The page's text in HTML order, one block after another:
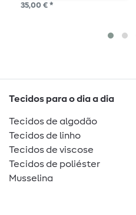
35,00 € *
Tecidos para o dia a dia
Tecidos de algodão
Tecidos de linho
Tecidos de viscose
Tecidos de poliéster
Musselina